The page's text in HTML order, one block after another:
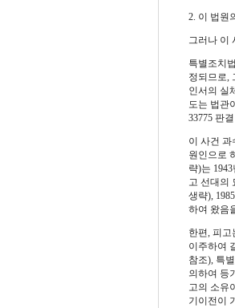
2. 이 법원
그러나 이
특별조치
정되므로,
인서의 실
도는 법관
33775 판
이 사건
원인으로
략)는
고 선대의
생략),
하여 왔음
한편, 피
이주하여
참조), 특
의하여 등
고의 소유
기이전이